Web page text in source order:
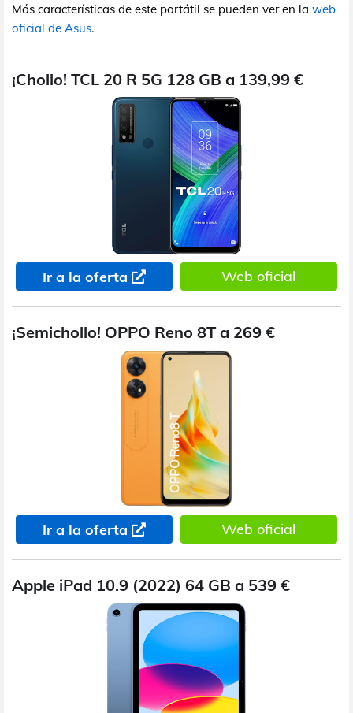
Más características de este portátil se pueden ver en la web
oficial de Asus.
¡Chollo! TCL 20 R 5G 128 GB a 139,99 €
Ir a la oferta Web oficial
¡Semichollo! OPPO Reno 8T a 269 €
Ir a la oferta Web oficial
Apple iPad 10.9 (2022) 64 GB a 539 €